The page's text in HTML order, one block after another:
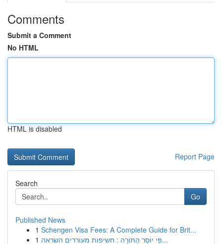
Comments
Submit a Comment
No HTML
HTML is disabled
Report Page
Search
Go
Published News
1 Schengen Visa Fees: A Complete Guide for Brit...
1
פִּי יוֹסֵר הַתּוֹרָה : חשיפות מעוררים השראה...